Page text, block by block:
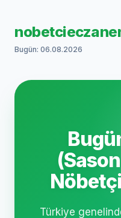
Bugün: 06.08.2026
Türkiye